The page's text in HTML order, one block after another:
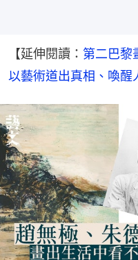
【延伸閱讀： 第二巴黎
以藝術道出真相、喚醒